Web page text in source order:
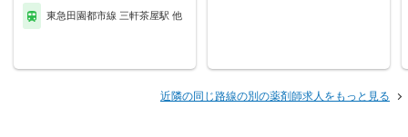
東急田園都市線 三軒茶屋駅 他
近隣の同じ路線の別の薬剤師求人をもっと見る